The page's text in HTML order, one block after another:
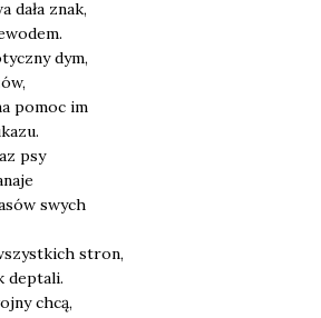
dała znak,
dym,
pomoc im
psy
swych
stron,
dep­ta­li.
chcą,